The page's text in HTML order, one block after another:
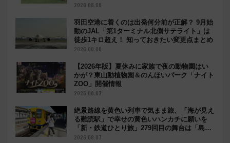
2026.08.08
羽田空港に着くのは出発何分前が正解？ 9月始
動のJAL「第1ターミナル北側サテライト」は
徒歩1キロ超え！ 知っておきたい変更点まとめ
2026.08.08
【2026年版】夏休みに家族で夜の動物園はい
かが？東山動植物園＆のんほいパーク「ナイト
ZOO」開催情報
2026.08.07
絶景路線を黄色い列車で気まま旅、「海が見え
る難読駅」で幸せの黄色いハンカチに願いを
「新・鉄道ひとり旅」279回目の舞台は「島原
鉄道」
2026.08.07